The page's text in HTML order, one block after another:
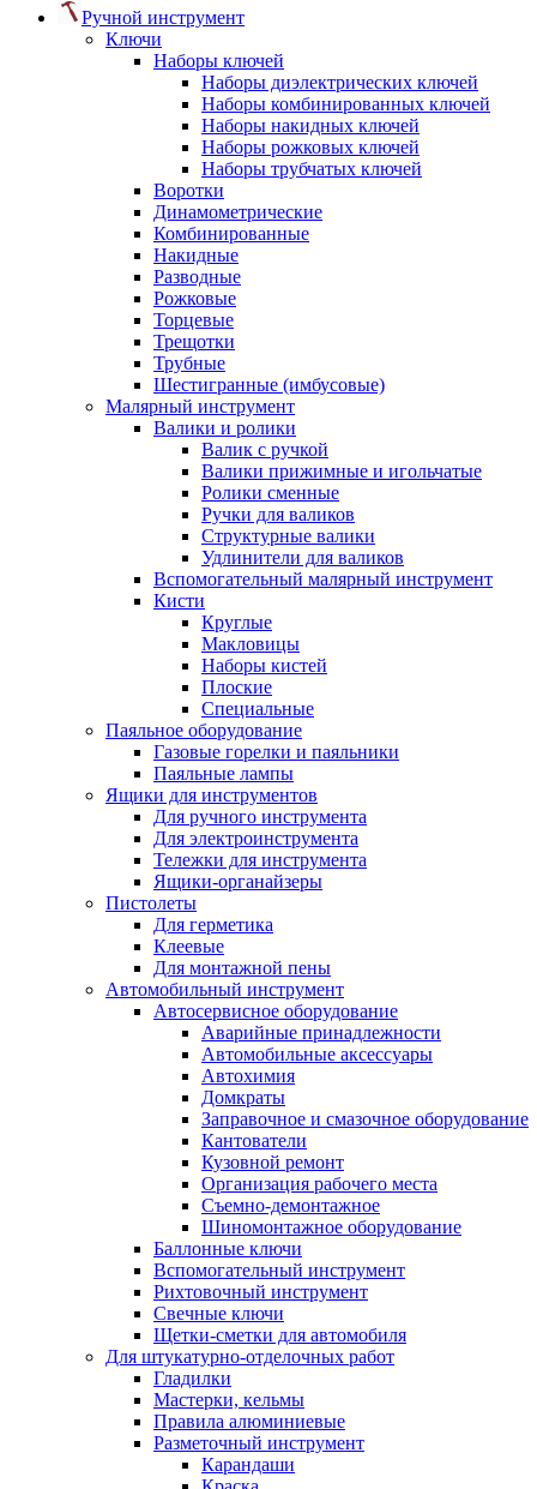
Ручной инструмент
Ключи
Наборы ключей
Наборы диэлектрических ключей
Наборы комбинированных ключей
Наборы накидных ключей
Наборы рожковых ключей
Наборы трубчатых ключей
Воротки
Динамометрические
Комбинированные
Накидные
Разводные
Рожковые
Торцевые
Трещотки
Трубные
Шестигранные (имбусовые)
Малярный инструмент
Валики и ролики
Валик с ручкой
Валики прижимные и игольчатые
Ролики сменные
Ручки для валиков
Структурные валики
Удлинители для валиков
Вспомогательный малярный инструмент
Кисти
Круглые
Макловицы
Наборы кистей
Плоские
Специальные
Паяльное оборудование
Газовые горелки и паяльники
Паяльные лампы
Ящики для инструментов
Для ручного инструмента
Для электроинструмента
Тележки для инструмента
Ящики-органайзеры
Пистолеты
Для герметика
Клеевые
Для монтажной пены
Автомобильный инструмент
Автосервисное оборудование
Аварийные принадлежности
Автомобильные аксессуары
Автохимия
Домкраты
Заправочное и смазочное оборудование
Кантователи
Кузовной ремонт
Организация рабочего места
Съемно-демонтажное
Шиномонтажное оборудование
Баллонные ключи
Вспомогательный инструмент
Рихтовочный инструмент
Свечные ключи
Щетки-сметки для автомобиля
Для штукатурно-отделочных работ
Гладилки
Мастерки, кельмы
Правила алюминиевые
Разметочный инструмент
Карандаши